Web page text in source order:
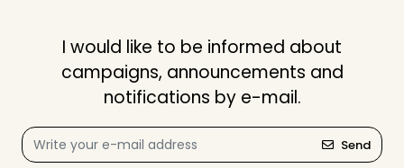
I would like to be informed about
campaigns, announcements and
notifications by e-mail.
Send